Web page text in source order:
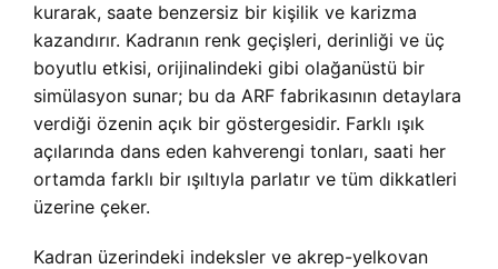
kurarak, saate benzersiz bir kişilik ve karizma
kazandırır. Kadranın renk geçişleri, derinliği ve üç
boyutlu etkisi, orijinalindeki gibi olağanüstü bir
simülasyon sunar; bu da ARF fabrikasının detaylara
verdiği özenin açık bir göstergesidir. Farklı ışık
açılarında dans eden kahverengi tonları, saati her
ortamda farklı bir ışıltıyla parlatır ve tüm dikkatleri
üzerine çeker.
Kadran üzerindeki indeksler ve akrep-yelkovan